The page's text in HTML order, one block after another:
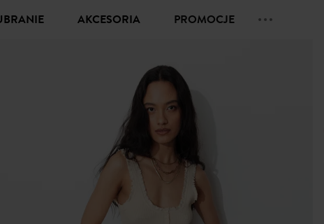
UBRANIE AKCESORIA PROMOCJE